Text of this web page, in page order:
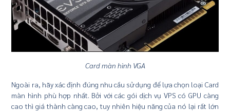
Card màn hình VGA
Ngoài ra, hãy xác định đúng nhu cầu sử dụng để lựa chọn loại Card
màn hình phù hợp nhất. Bởi với các gói dịch vụ VPS có GPU càng
cao thì giá thành càng cao, tuy nhiên hiệu năng của nó lại rất lớn